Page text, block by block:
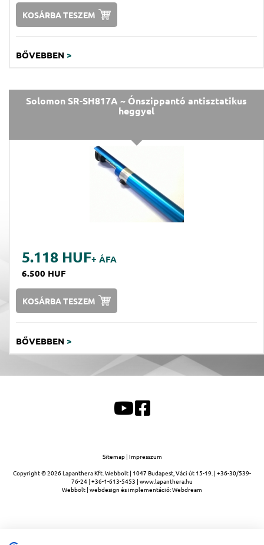
KOSÁRBA TESZEM
BŐVEBBEN >
Solomon SR-SH817A ~ Ónszippantó antisztatikus
heggyel
5.118 HUF+ ÁFA
6.500 HUF
KOSÁRBA TESZEM
BŐVEBBEN >
Sitemap | Impresszum
Copyright © 2026 Lapanthera Kft. Webbolt | 1047 Budapest Váci út 15-19. | +36-30/539-
76-24 | +36-1-613-5453 | www.lapanthera.hu
Webbolt | webdesign és implementáció:Webdream